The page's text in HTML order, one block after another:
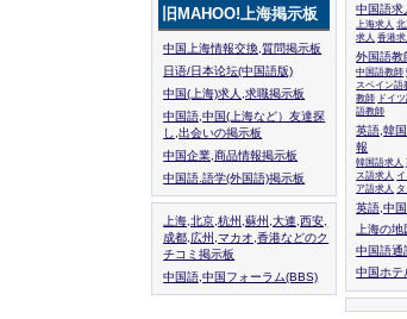
旧MAHOO!上海掲示板
中国上海情報交換,質問掲示板
日语/日本论坛(中国語版)
中国(上海)求人,求職掲示板
中国語,中国(上海など）友達探
し,出会いの掲示板
中国企業,商品情報掲示板
中国語.語学(外国語)掲示板
上海,北京,杭州,蘇州,大連,西安,
成都,広州,マカオ,香港などのク
チコミ掲示板
中国語,中国フォーラム(BBS)
中国語求
上海求人 北
求人 香港求
外国語教
中国語教師
スペイン語
教師 ドイ
語教師
英語,韓
報
韓国語求人
ス語求人
ア語求人
英語,中
上海の地
中国語通
中国ホテ